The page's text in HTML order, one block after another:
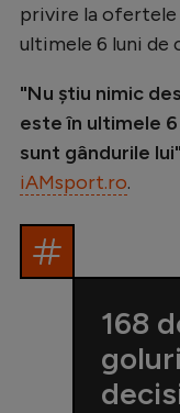
Auto
JO
privire la
ultimele 6 luni de
"Nu știu nimic
este în ultimele
sunt gândurile lui"
iAMsport.ro.
168